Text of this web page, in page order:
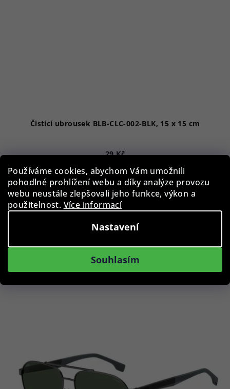
Používáme cookies, abychom Vám umožnili
pohodlné prohlížení webu a díky analýze provozu
webu neustále zlepšovali jeho funkce, výkon a
použitelnost. Více informací
Nastavení
Souhlasím
Čistící ubrousek BLB-CLC-002-BLK, 15 x 15 cm
29 Kč
Skladem
Do košíku
Podobné produkty